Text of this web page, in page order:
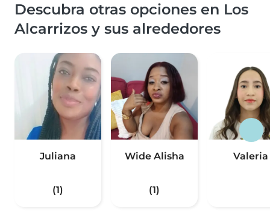
Descubra otras opciones en Los
Alcarrizos y sus alrededores
Juliana
(1)
Wide Alisha
(1)
Valeria